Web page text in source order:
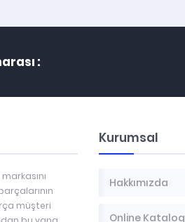
:
müşteri
Kurumsal
Hakkımızda
Online Katalog